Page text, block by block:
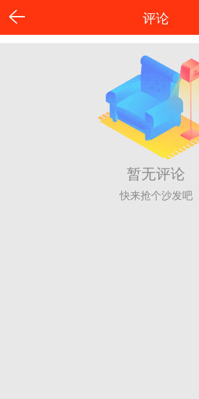
评论
暂无评论
快来抢个沙发吧